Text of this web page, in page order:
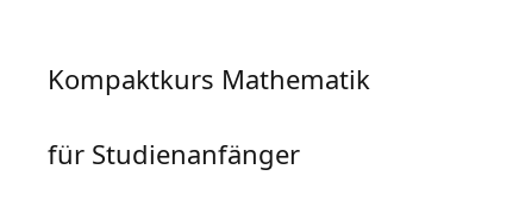
Kompaktkurs Mathematik
für Studienanfänger